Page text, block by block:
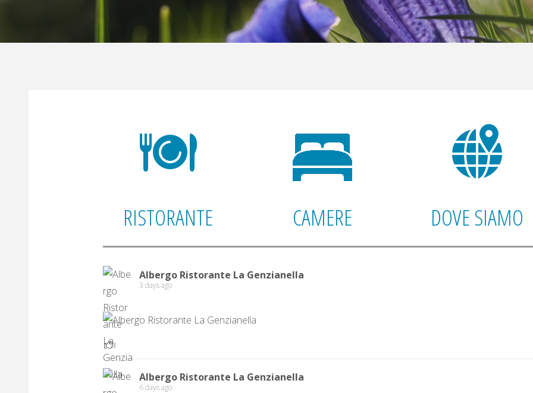
RISTORANTE CAMERE DOVE SIAMO
Albergo Ristorante La Genzianella
3 days ago
3
Albergo Ristorante La Genzianella
6 days ago